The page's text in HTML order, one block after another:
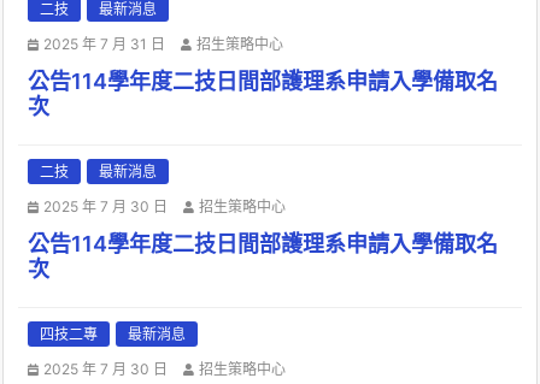
二技
最新消息
2025 年 7 月 31 日
招生策略中心
公告114學年度二技日間部護理系申請入學備取名
次
二技
最新消息
2025 年 7 月 30 日
招生策略中心
公告114學年度二技日間部護理系申請入學備取名
次
四技二專
最新消息
2025 年 7 月 30 日
招生策略中心